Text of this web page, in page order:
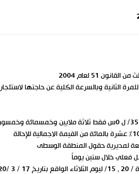
51 لعام 2004
الثانية وبالسرعة الكلية عن حاجتها